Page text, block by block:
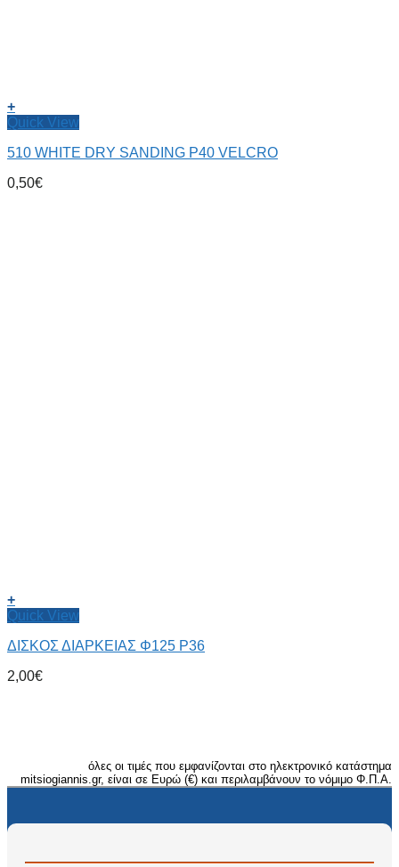
+
Quick View
510 WHITE DRY SANDING P40 VELCRO
0,50€
+
Quick View
ΔΙΣΚΟΣ ΔΙΑΡΚΕΙΑΣ Φ125 P36
2,00€
όλες οι τιμές που εμφανίζονται στο ηλεκτρονικό κατάστημα
mitsiogiannis.gr, είναι σε Ευρώ (€) και περιλαμβάνουν το νόμιμο Φ.Π.Α.